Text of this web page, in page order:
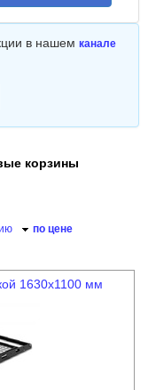
в нашем канале
корзины
по цене
1630х1100 мм